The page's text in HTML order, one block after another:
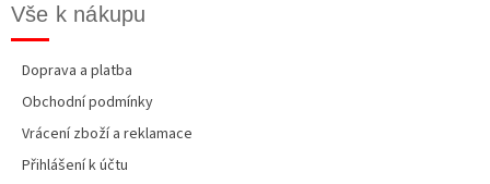
Vše k nákupu
Doprava a platba
Obchodní podmínky
Vrácení zboží a reklamace
Přihlášení k účtu